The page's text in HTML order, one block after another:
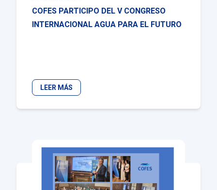
COFES PARTICIPO DEL V CONGRESO
INTERNACIONAL AGUA PARA EL FUTURO
LEER MÁS